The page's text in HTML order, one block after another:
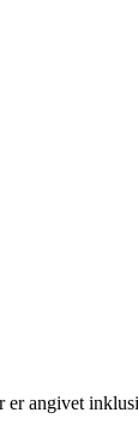
er angivet